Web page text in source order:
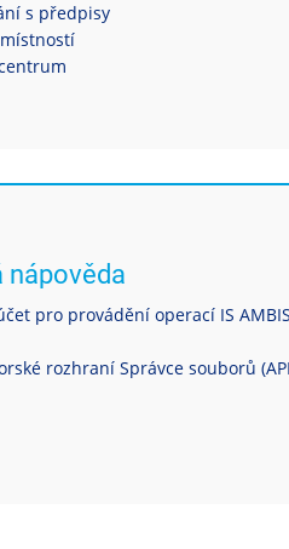
s předpisy
nápověda
pro provádění operací IS
rozhraní Správce souborů